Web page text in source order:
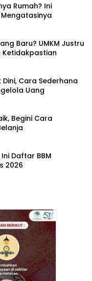
Rumah? Ini
Baru? UMKM Justru
Ketidakpastian
Cara Sederhana
Uang
Begini Cara
Daftar BBM
2026